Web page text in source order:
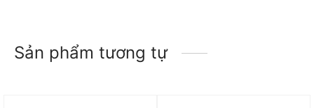
Sản phẩm tương tự